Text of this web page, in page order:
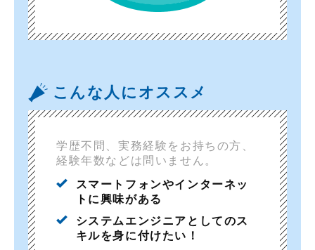
こんな人にオススメ
学歴不問、実務経験をお持ちの方、
経験年数などは問いません。
スマートフォンやインターネッ
トに興味がある
システムエンジニアとしてのス
キルを身に付けたい！